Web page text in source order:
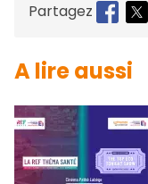
Partagez
A lire aussi